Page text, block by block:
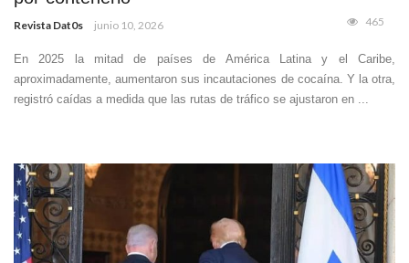
Revista Dat0s junio 10, 2026 465
En 2025 la mitad de países de América Latina y el Caribe,
aproximadamente, aumentaron sus incautaciones de cocaína. Y la otra,
registró caídas a medida que las rutas de tráfico se ajustaron en ...